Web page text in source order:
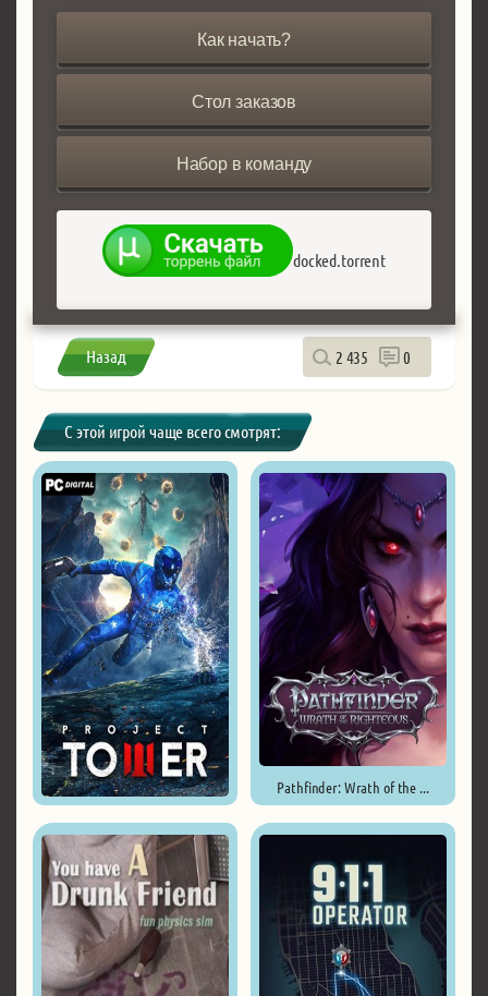
Как начать?
Стол заказов
Набор в команду
docked.torrent
Назад 2 435 0
С этой игрой чаще всего смотрят:
Pathfinder: Wrath of the ...